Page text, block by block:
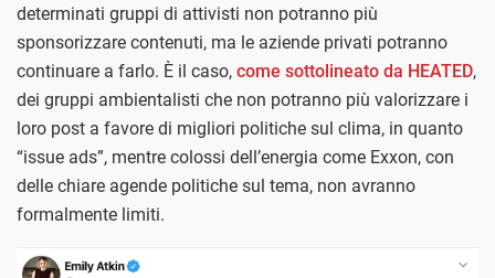
determinati gruppi di attivisti non potranno più
sponsorizzare contenuti, ma le aziende privati potranno
continuare a farlo. È il caso, come sottolineato da HEATED,
dei gruppi ambientalisti che non potranno più valorizzare i
loro post a favore di migliori politiche sul clima, in quanto
“issue ads”, mentre colossi dell’energia come Exxon, con
delle chiare agende politiche sul tema, non avranno
formalmente limiti.